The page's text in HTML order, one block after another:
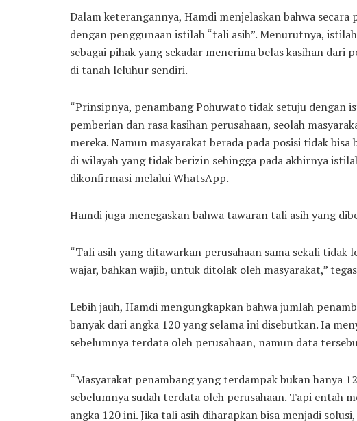
Dalam keterangannya, Hamdi menjelaskan bahwa
dengan penggunaan istilah “tali asih”. Menurutnya,
sebagai pihak yang sekadar menerima belas kasihan dari
di tanah leluhur sendiri.
“Prinsipnya, penambang Pohuwato tidak setuju dengan
pemberian dan rasa kasihan perusahaan, seolah
mereka. Namun masyarakat berada pada posisi tidak
di wilayah yang tidak berizin sehingga pada akhirnya
dikonfirmasi melalui WhatsApp.
Hamdi juga menegaskan bahwa tawaran tali asih yang
“Tali asih yang ditawarkan perusahaan sama sekali tidak
wajar, bahkan wajib, untuk ditolak oleh masyarakat,”
Lebih jauh, Hamdi mengungkapkan bahwa jumlah
banyak dari angka 120 yang selama ini disebutkan. Ia
sebelumnya terdata oleh perusahaan, namun data
“Masyarakat penambang yang terdampak bukan hanya
sebelumnya sudah terdata oleh perusahaan. Tapi entah
angka 120 ini. Jika tali asih diharapkan bisa menjadi